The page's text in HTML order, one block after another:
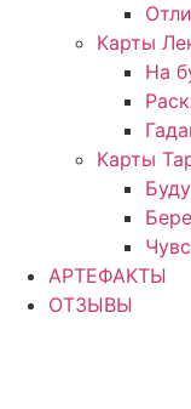
Карты
На
Карты
АРТЕФАКТЫ
ОТЗЫВЫ